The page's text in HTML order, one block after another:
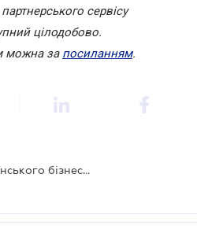
сервісу
цілодобово.
можна за посиланням.
Інструменти виходу українського бізнесу на європейський ринок